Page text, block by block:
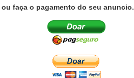
ou faça o pagamento do seu anuncio.